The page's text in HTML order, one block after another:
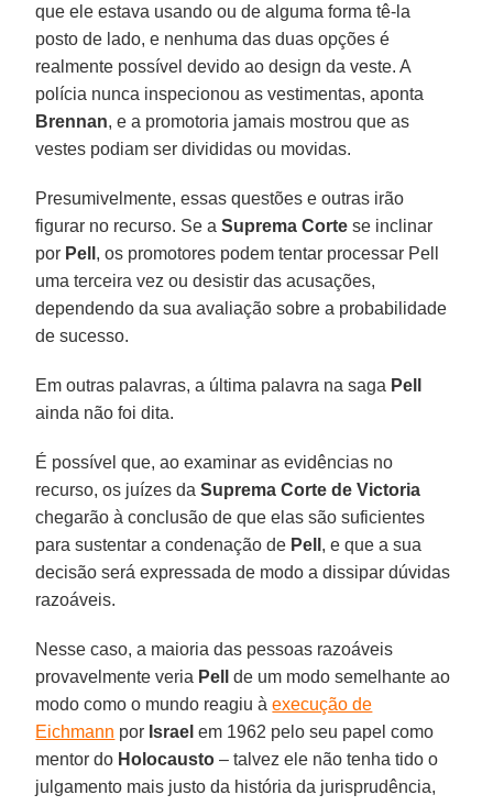
que ele estava usando ou de alguma forma tê-la
posto de lado, e nenhuma das duas opções é
realmente possível devido ao design da veste. A
polícia nunca inspecionou as vestimentas, aponta
Brennan, e a promotoria jamais mostrou que as
vestes podiam ser divididas ou movidas.
Presumivelmente, essas questões e outras irão
figurar no recurso. Se aSuprema Corte se inclinar
por Pell , os promotores podem tentar processar Pell
uma terceira vez ou desistir das acusações,
dependendo da sua avaliação sobre a probabilidade
de sucesso.
Em outras palavras, a última palavra na saga Pell
ainda não foi dita.
É possível que, ao examinar as evidências no
recurso, os juízes daSuprema Corte de Victoria
chegarão à conclusão de que elas são suficientes
para sustentar a condenação de Pell , e que a sua
decisão será expressada de modo a dissipar dúvidas
razoáveis.
Nesse caso, a maioria das pessoas razoáveis
provavelmente veria Pell
de um modo semelhante ao
modo como o mundo reagiu àexecução de
Eichmann por Israel em 1962 pelo seu papel como
mentor do Holocausto – talvez ele não tenha tido o
julgamento mais justo da história da jurisprudência,